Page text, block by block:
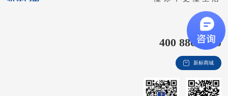
门窗实力派
全国客服热线
400 8866 020
新标商城